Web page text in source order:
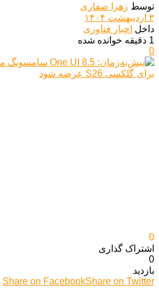
توسط زهرا صفاری
۳ اردیبهشت ۱۴۰۴
داخل اخبار فناوری
1 دقیقه خوانده شده
0
0
اشتراک گذاری‌
0
بازدید
Share on FacebookShare on Twitter